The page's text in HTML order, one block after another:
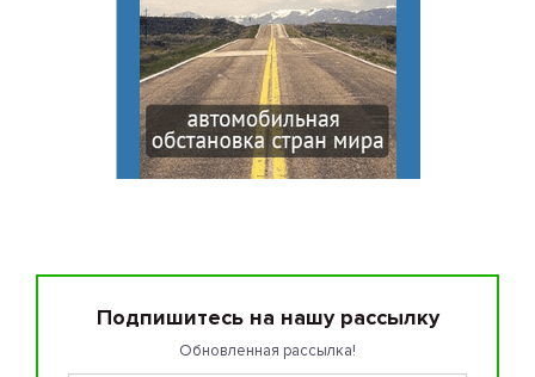
Подпишитесь на нашу рассылку
Обновленная рассылка!